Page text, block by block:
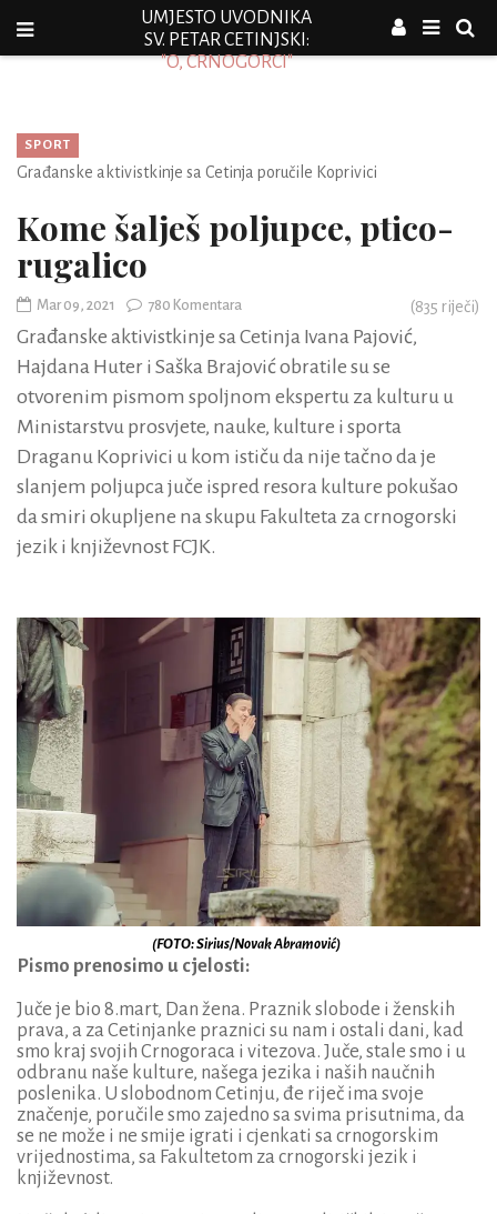
UMJESTO UVODNIKA
SV. PETAR CETINJSKI:
"O, CRNOGORCI"
SPORT
Građanske aktivistkinje sa Cetinja poručile Koprivici
Kome šalješ poljupce, ptico-
rugalico
Mar 09, 2021 780 Komentara (835 riječi)
Građanske aktivistkinje sa Cetinja Ivana Pajović,
Hajdana Huter i Saška Brajović obratile su se
otvorenim pismom spoljnom ekspertu za kulturu u
Ministarstvu prosvjete, nauke, kulture i sporta
Draganu Koprivici u kom ističu da nije tačno da je
slanjem poljupca juče ispred resora kulture pokušao
da smiri okupljene na skupu Fakulteta za crnogorski
jezik i književnost FCJK.
(FOTO: Sirius/Novak Abramović)
Pismo prenosimo u cjelosti:
Juče je bio 8.mart, Dan žena. Praznik slobode i ženskih
prava, a za Cetinjanke praznici su nam i ostali dani, kad
smo kraj svojih Crnogoraca i vitezova. Juče, stale smo i u
odbranu naše kulture, našega jezika i naših naučnih
poslenika. U slobodnom Cetinju, đe riječ ima svoje
značenje, poručile smo zajedno sa svima prisutnima, da
se ne može i ne smije igrati i cjenkati sa crnogorskim
vrijednostima, sa Fakultetom za crnogorski jezik i
književnost.